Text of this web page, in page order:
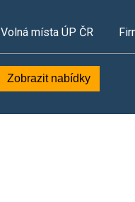
Volná místa ÚP ČR
Zobrazit nabídky